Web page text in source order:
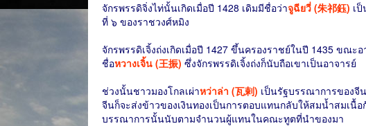
จักรพรรดิจิ่งไท่นั้นเกิดเมื่อปี 1428 เดิมมีชื่อว่าจูฉียวี่ (朱祁鈺) เ
ที่ ๖ ของราชวงศ์หมิง
จักรพรรดิเจิ้งถ่งเกิดเมื่อปี 1427 ขึ้นครองราชย์ในปี 1435 ขณ
ชื่อหวางเจิ้น (王振) ซึ่งจักรพรรดิเจิ้งถ่งก็นับถือเขาเป็นอาจารย์
ช่วงนั้นชาวมองโกลเผ่าหว่าล่า (瓦剌) เป็นรัฐบรรณาการของจี
จีนก็จะส่งข้าวของเงินทองเป็นการตอบแทนกลับให้สมน้ำสมเนื้
บรรณาการนั้นนับตามจำนวนผู้แทนในคณะทูตที่นำของมา